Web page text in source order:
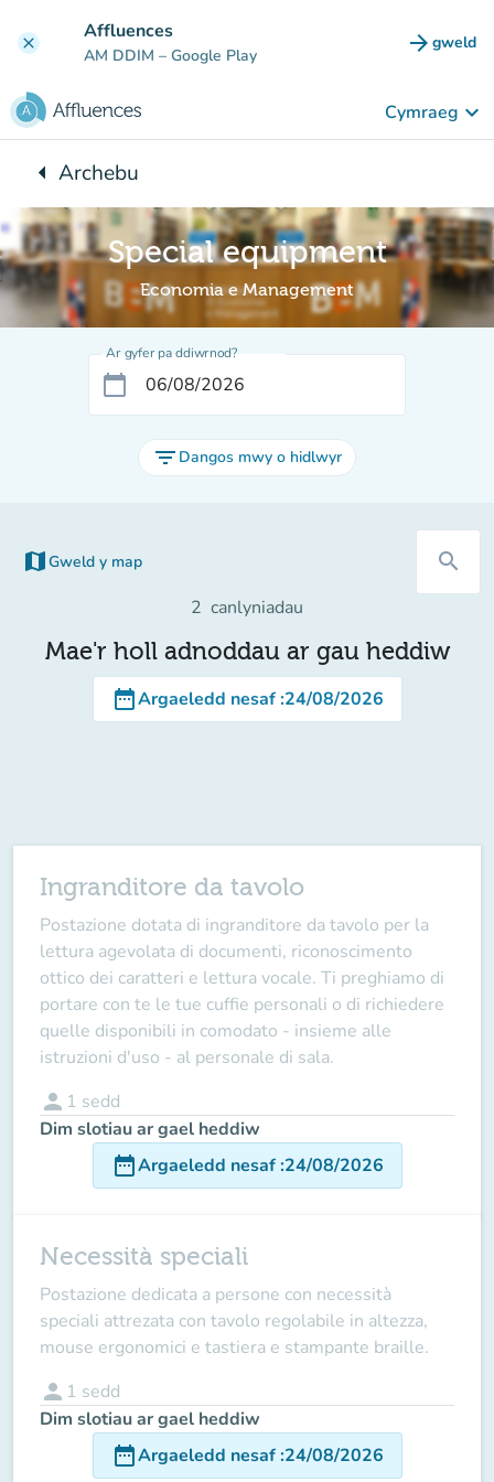
clear Affluences
AM DDIM – Google Play arrow_forward gweld
(tab
Cymraeg keyboard_arrow_down
arrow_leftYn ôl i:
Archebu
Special equipment
Economia e Management
Ar gyfer pa ddiwrnod?
calendar_today
filter_list Dangos mwy o hidlwyr
map Gweld y map
(tab newydd) search
2 canlyniadau
Mae'r holl adnoddau ar gau heddiw
date_rangeArgaeledd nesaf:24/08/2026
Ingranditore da tavolo
Postazione dotata di ingranditore da tavolo per la
lettura agevolata di documenti, riconoscimento
ottico dei caratteri e lettura vocale. Ti preghiamo di
portare con te le tue cuffie personali o di richiedere
quelle disponibili in comodato - insieme alle
istruzioni d'uso - al personale di sala.
person 1 sedd
Dim slotiau ar gael heddiw
date_rangeArgaeledd nesaf:24/08/2026
Necessità speciali
Postazione dedicata a persone con necessità
speciali attrezata con tavolo regolabile in altezza,
mouse ergonomici e tastiera e stampante braille.
person 1 sedd
Dim slotiau ar gael heddiw
date_rangeArgaeledd nesaf:24/08/2026